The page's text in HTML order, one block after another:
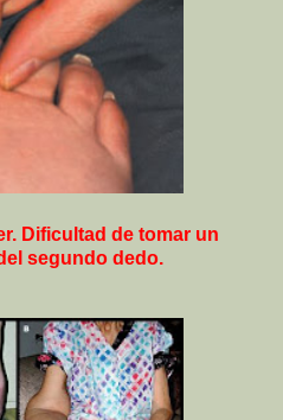
Dificultad de tomar un
segundo dedo.